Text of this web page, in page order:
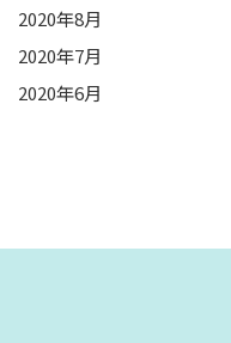
2020年8月
2020年7月
2020年6月